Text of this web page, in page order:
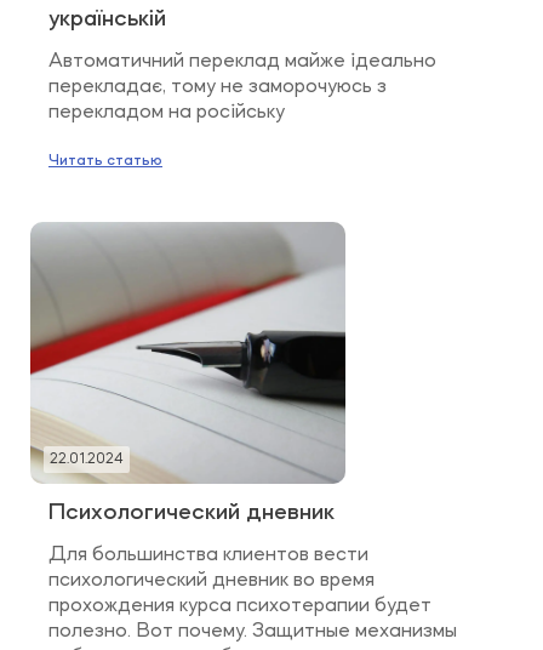
українській
Автоматичний переклад майже ідеально
перекладає, тому не заморочуюсь з
перекладом на російську
Читать статью
22.01.2024
Психологический дневник
Для большинства клиентов вести
психологический дневник во время
прохождения курса психотерапии будет
полезно. Вот почему. Защитные механизмы